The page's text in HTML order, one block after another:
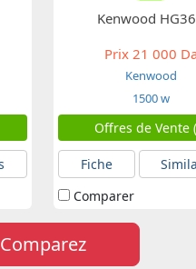
Kenwood
Prix21 000
Kenwood
1500 w
Offres de Vente
Fiche
Comparer
Comparez